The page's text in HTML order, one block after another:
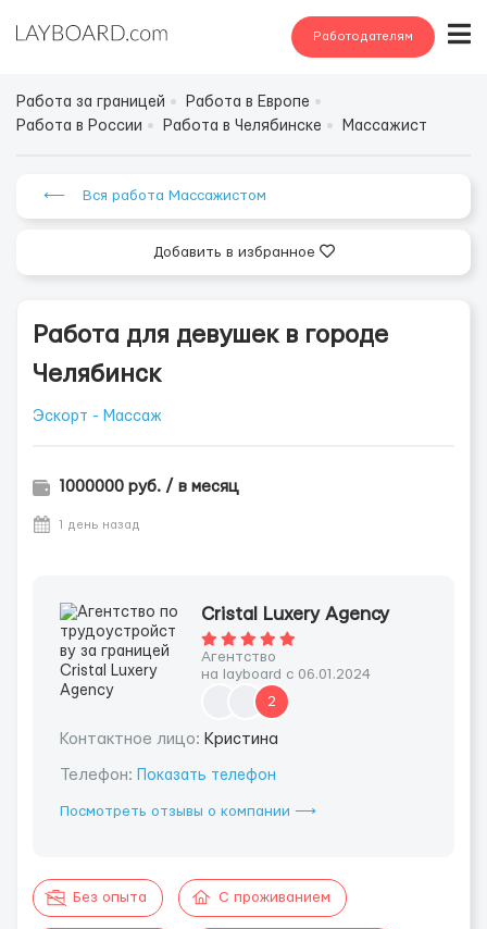
Работодателям
Работа за границей
Работа в Европе
Работа в России
Работа в Челябинске Массажист
⟵ Вся работа Массажистом
Добавить в избранное
Работа для девушек в гopoде
Чeлябинcк
Эскорт - Массаж
1000000 руб. / в месяц
1 день назад
Cristal Luxery Agency
Агентство
на layboard с 06.01.2024
2
Контактное лицо: Кристина
Телефон: Показать телефон
Посмотреть отзывы о компании ⟶
Без опыта С проживанием